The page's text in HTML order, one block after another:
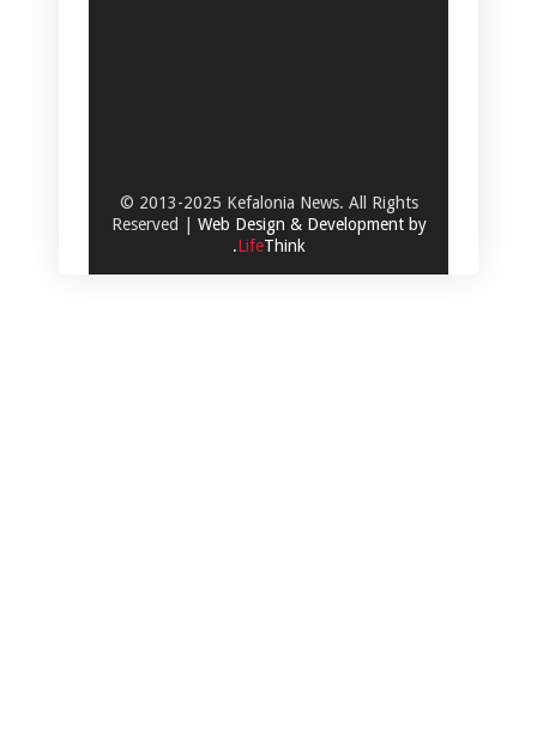
© 2013-2025 Kefalonia News. All Rights
Reserved | Web Design & Development by
.LifeThink